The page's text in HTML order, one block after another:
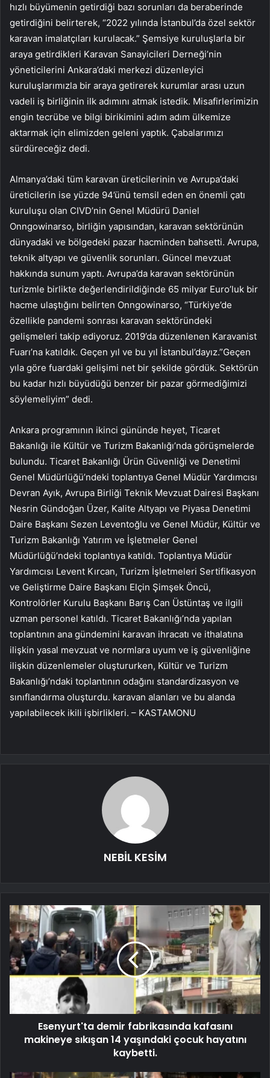
hızlı büyümenin getirdiği bazı sorunları da beraberinde
getirdiğini belirterek, “2022 yılında İstanbul’da özel sektör
karavan imalatçıları kurulacak.” Şemsiye kuruluşlarla bir
araya getirdikleri Karavan Sanayicileri Derneği’nin
yöneticilerini Ankara’daki merkezi düzenleyici
kuruluşlarımızla bir araya getirerek kurumlar arası uzun
vadeli iş birliğinin ilk adımını atmak istedik. Misafirlerimizin
engin tecrübe ve bilgi birikimini adım adım ülkemize
aktarmak için elimizden geleni yaptık. Çabalarımızı
sürdüreceğiz dedi.
Almanya’daki tüm karavan üreticilerinin ve Avrupa’daki
üreticilerin ise yüzde 94’ünü temsil eden en önemli çatı
kuruluşu olan CIVD’nin Genel Müdürü Daniel
Onngowinarso, birliğin yapısından, karavan sektörünün
dünyadaki ve bölgedeki pazar hacminden bahsetti. Avrupa,
teknik altyapı ve güvenlik sorunları. Güncel mevzuat
hakkında sunum yaptı. Avrupa’da karavan sektörünün
turizmle birlikte değerlendirildiğinde 65 milyar Euro’luk bir
hacme ulaştığını belirten Onngowinarso, “Türkiye’de
özellikle pandemi sonrası karavan sektöründeki
gelişmeleri takip ediyoruz. 2019’da düzenlenen Karavanist
Fuarı’na katıldık. Geçen yıl ve bu yıl İstanbul’dayız.”Geçen
yıla göre fuardaki gelişimi net bir şekilde gördük. Sektörün
bu kadar hızlı büyüdüğü benzer bir pazar görmediğimizi
söylemeliyim” dedi.
Ankara programının ikinci gününde heyet, Ticaret
Bakanlığı ile Kültür ve Turizm Bakanlığı’nda görüşmelerde
bulundu. Ticaret Bakanlığı Ürün Güvenliği ve Denetimi
Genel Müdürlüğü’ndeki toplantıya Genel Müdür Yardımcısı
Devran Ayık, Avrupa Birliği Teknik Mevzuat Dairesi Başkanı
Nesrin Gündoğan Üzer, Kalite Altyapı ve Piyasa Denetimi
Daire Başkanı Sezen Leventoğlu ve Genel Müdür, Kültür ve
Turizm Bakanlığı Yatırım ve İşletmeler Genel
Müdürlüğü’ndeki toplantıya katıldı. Toplantıya Müdür
Yardımcısı Levent Kırcan, Turizm İşletmeleri Sertifikasyon
ve Geliştirme Daire Başkanı Elçin Şimşek Öncü,
Kontrolörler Kurulu Başkanı Barış Can Üstüntaş ve ilgili
uzman personel katıldı. Ticaret Bakanlığı’nda yapılan
toplantının ana gündemini karavan ihracatı ve ithalatına
ilişkin yasal mevzuat ve normlara uyum ve iş güvenliğine
ilişkin düzenlemeler oluştururken, Kültür ve Turizm
Bakanlığı’ndaki toplantının odağını standardizasyon ve
sınıflandırma oluşturdu. karavan alanları ve bu alanda
yapılabilecek ikili işbirlikleri. – KASTAMONU
NEBİL KESİM
Esenyurt'ta demir fabrikasında kafasını
makineye sıkışan 14 yaşındaki çocuk hayatını
kaybetti.